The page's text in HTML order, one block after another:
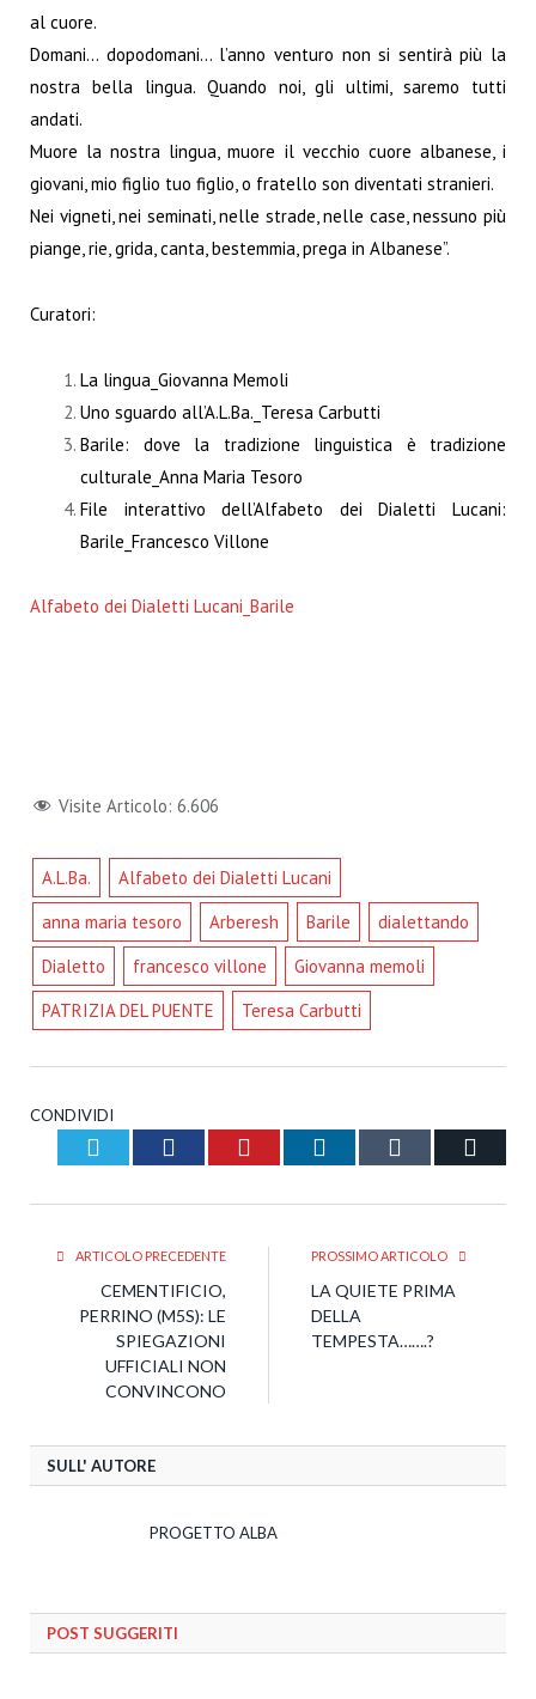
al cuore.
Domani… dopodomani… l’anno venturo non si sentirà più la
nostra bella lingua. Quando noi, gli ultimi, saremo tutti
andati.
Muore la nostra lingua, muore il vecchio cuore albanese, i
giovani, mio figlio tuo figlio, o fratello son diventati stranieri.
Nei vigneti, nei seminati, nelle strade, nelle case, nessuno più
piange, rie, grida, canta, bestemmia, prega in Albanese”.
Curatori:
La lingua_Giovanna Memoli
Uno sguardo all’A.L.Ba._Teresa Carbutti
Barile: dove la tradizione linguistica è tradizione
culturale_Anna Maria Tesoro
File interattivo dell’Alfabeto dei Dialetti Lucani:
Barile_Francesco Villone
Alfabeto dei Dialetti Lucani_Barile
Visite Articolo: 6.606
A.L.Ba.
Alfabeto dei Dialetti Lucani
anna maria tesoro
Arberesh Barile
dialettando
Dialetto
francesco villone
Giovanna memoli
PATRIZIA DEL PUENTE
Teresa Carbutti
CONDIVIDI
Twitter Facebook Pinterest LinkedIn Tumblr
ARTICOLO PRECEDENTE
CEMENTIFICIO,
PERRINO (M5S): LE
SPIEGAZIONI
UFFICIALI NON
CONVINCONO
PROSSIMO ARTICOLO
LA QUIETE PRIMA
DELLA
TEMPESTA…….?
SULL' AUTORE
PROGETTO ALBA
POST SUGGERITI